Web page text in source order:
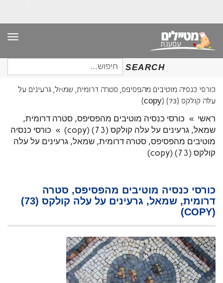
SEARCH
חיפוש
עבור:
כורסי כנסיה מוטיבים מהפסיפס, סטרה דרומית, שמאל, גרעינים על
עלה קולקס (73) (copy)
ראשי » כורסי כנסיה מוטיבים מהפסיפס, סטרה דרומית,
שמאל, גרעינים על עלה קולקס (73) (copy)
» כורסי כנסיה
מוטיבים מהפסיפס, סטרה דרומית, שמאל, גרעינים על עלה
קולקס (73) (copy)
כורסי כנסיה מוטיבים מהפסיפס, סטרה
דרומית, שמאל, גרעינים על עלה קולקס (73)
(COPY)